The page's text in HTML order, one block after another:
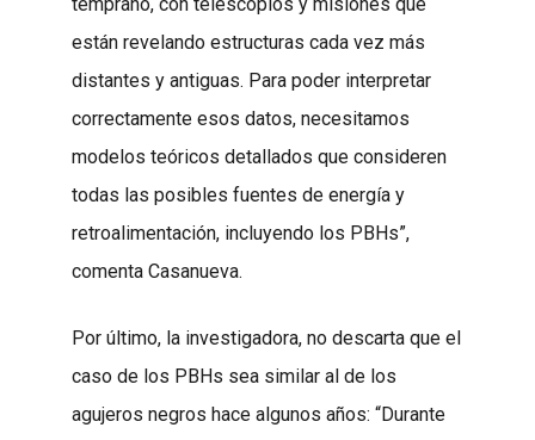
están revelando estructuras cada vez más
distantes y antiguas. Para poder interpretar
correctamente esos datos, necesitamos
modelos teóricos detallados que consideren
todas las posibles fuentes de energía y
retroalimentación, incluyendo los PBHs”,
comenta Casanueva.
Por último, la investigadora, no descarta que el
caso de los PBHs sea similar al de los
agujeros negros hace algunos años: “Durante